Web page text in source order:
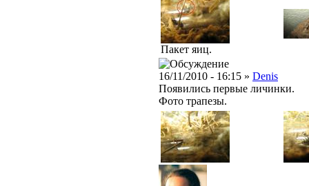
Пакет яиц.
16/11/2010 - 16:15 » Denis
Появились первые личинки.
Фото трапезы.